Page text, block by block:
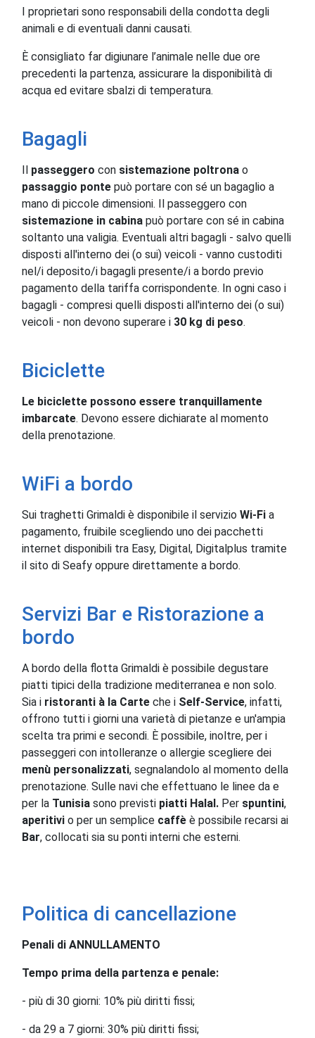
I proprietari sono responsabili della condotta degli
animali e di eventuali danni causati.
È consigliato far digiunare l’animale nelle due ore
precedenti la partenza, assicurare la disponibilità di
acqua ed evitare sbalzi di temperatura.
Bagagli
passeggero con sistemazione poltrona o
passaggio ponte può portare con sé un bagaglio a
mano di piccole dimensioni. Il passeggero con
sistemazione in cabina può portare con sé in cabina
soltanto una valigia. Eventuali altri bagagli - salvo quelli
disposti all'interno dei (o sui) veicoli - vanno custoditi
nel/i deposito/i bagagli presente/i a bordo previo
pagamento della tariffa corrispondente. In ogni caso i
bagagli - compresi quelli disposti all'interno dei (o sui)
veicoli - non devono superare i 30 kg di peso.
Biciclette
Le biciclette possono essere tranquillamente
imbarcate. Devono essere dichiarate al momento
della prenotazione.
WiFi a bordo
Sui traghetti Grimaldi è disponibile il servizio Wi-Fi a
pagamento, fruibile scegliendo uno dei pacchetti
internet disponibili tra Easy, Digital, Digitalplus tramite
il sito di Seafy oppure direttamente a bordo.
Servizi Bar e Ristorazione a
bordo
A bordo della flotta Grimaldi è possibile degustare
piatti tipici della tradizione mediterranea e non solo.
Sia i ristoranti à la Carte che i Self-Service, infatti,
offrono tutti i giorni una varietà di pietanze e un'ampia
scelta tra primi e secondi. È possibile, inoltre, per i
passeggeri con intolleranze o allergie scegliere dei
menù personalizzati, segnalandolo al momento della
prenotazione. Sulle navi che effettuano le linee da e
per la Tunisia sono previsti piatti Halal. Per spuntini,
aperitivi o per un semplice caffè è possibile recarsi ai
Bar, collocati sia su ponti interni che esterni.
Politica di cancellazione
Penali di ANNULLAMENTO
Tempo prima della partenza e penale:
- più di 30 giorni: 10% più diritti fissi;
- da 29 a 7 giorni: 30% più diritti fissi;